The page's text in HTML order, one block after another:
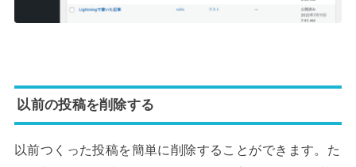
以前の投稿を削除する
以前つくった投稿を簡単に削除することができます。た